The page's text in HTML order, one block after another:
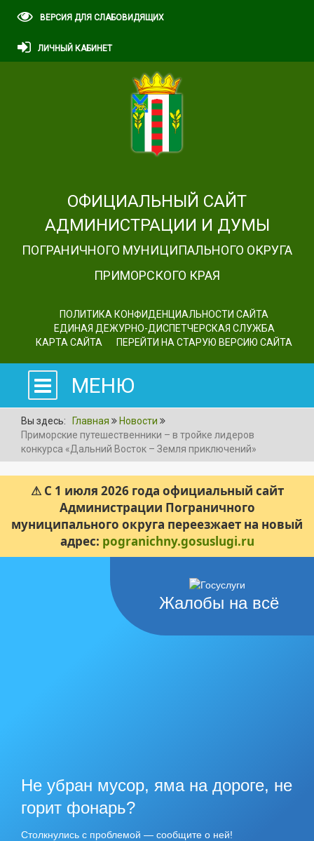
ВЕРСИЯ ДЛЯ СЛАБОВИДЯЩИХ
ЛИЧНЫЙ КАБИНЕТ
ОФИЦИАЛЬНЫЙ САЙТ
АДМИНИСТРАЦИИ И ДУМЫ
ПОГРАНИЧНОГО МУНИЦИПАЛЬНОГО ОКРУГА
ПРИМОРСКОГО КРАЯ
ПОЛИТИКА КОНФИДЕНЦИАЛЬНОСТИ САЙТА
ЕДИНАЯ ДЕЖУРНО-ДИСПЕТЧЕРСКАЯ СЛУЖБА
КАРТА САЙТА
ПЕРЕЙТИ НА СТАРУЮ ВЕРСИЮ САЙТА
МЕНЮ
Вы здесь: Главная
Новости
Приморские путешественники – в тройке лидеров
конкурса «Дальний Восток – Земля приключений»
⚠ С 1 июля 2026 года официальный сайт
Администрации Пограничного
муниципального округа переезжает на новый
адрес: pogranichny.gosuslugi.ru
Жалобы на всё
Не убран мусор, яма на дороге, не
горит фонарь?
Столкнулись с проблемой — сообщите о ней!